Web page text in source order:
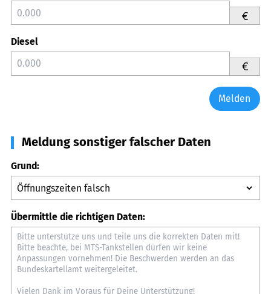
€
Diesel
€
Melden
Meldung sonstiger falscher Daten
Grund:
Übermittle die richtigen Daten: